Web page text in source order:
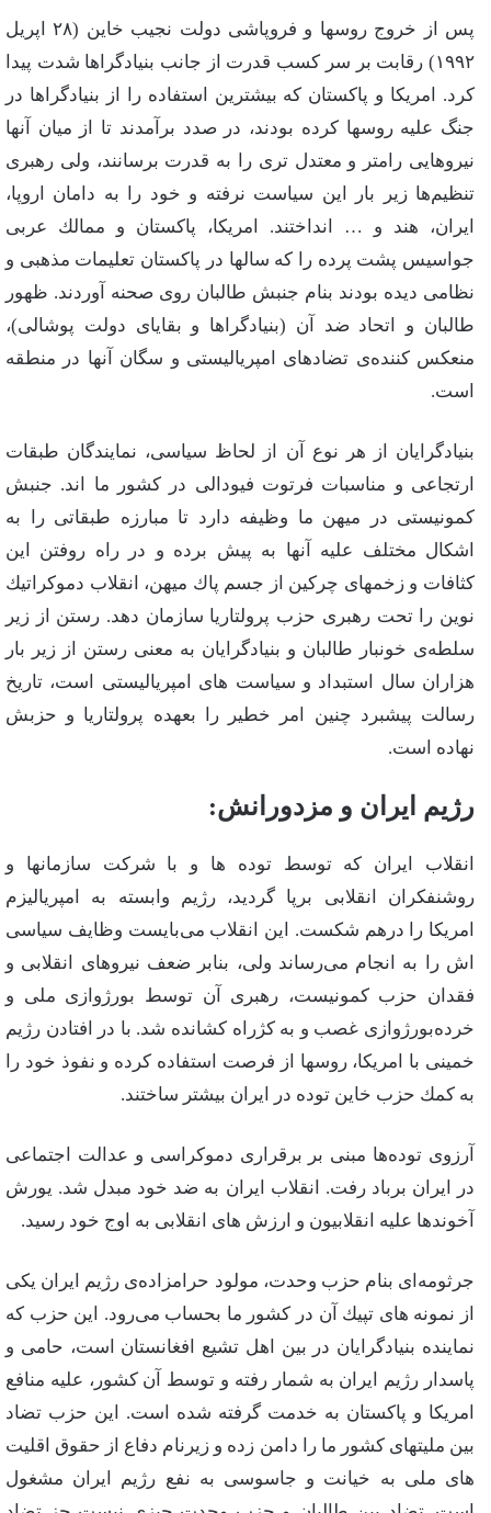
پس‌ از خروج‌ روسها و فروپاشی‌ دولت‌ نجیب‌ خاین‌ (٢٨ اپریل‌
١٩٩٢) رقابت‌ بر سر كسب‌ قدرت‌ از جانب‌ بنیادگراها شدت‌ پیدا
كرد. امریكا و پاكستان‌ كه‌ بیشترین‌ استفاده‌ را از بنیادگراها در
جنگ‌ علیه‌ روسها كرده‌ بودند، در صدد برآمدند تا از میان‌ آنها
نیروهایی‌ رامتر و معتدل‌ تری‌ را به‌ قدرت‌ برسانند، ولی‌ رهبری‌
تنظیم‌ها زیر بار این‌ سیاست‌ نرفته‌ و خود را به‌ دامان‌ اروپا،
ایران‌، هند و … انداختند. امریكا، پاكستان‌ و ممالك‌ عربی‌
جواسیس‌ پشت‌ پرده‌ را كه‌ سالها در پاكستان‌ تعلیمات‌ مذهبی‌ و
نظامی‌ دیده‌ بودند بنام‌ جنبش‌ طالبان‌ روی‌ صحنه‌ آوردند. ظهور
طالبان‌ و اتحاد ضد آن‌ (بنیادگراها و بقایای‌ دولت‌ پوشالی‌)،
منعكس‌ كننده‌ی‌ تضادهای‌ امپریالیستی‌ و سگان‌ آنها در منطقه‌
است‌.
بنیادگرایان‌ از هر نوع‌ آن‌ از لحاظ‌ سیاسی‌، نمایندگان‌ طبقات‌
ارتجاعی‌ و مناسبات‌ فرتوت‌ فیودالی‌ در كشور ما اند. جنبش‌
كمونیستی‌ در میهن‌ ما وظیفه‌ دارد تا مبارزه‌ طبقاتی‌ را به‌
اشكال‌ مختلف‌ علیه‌ آنها به‌ پیش‌ برده‌ و در راه‌ روفتن‌ این‌
كثافات‌ و زخمهای‌ چركین‌ از جسم‌ پاك‌ میهن‌، انقلاب‌ دموكراتیك‌
نوین‌ را تحت‌ رهبری‌ حزب‌ پرولتاریا سازمان‌ دهد. رستن‌ از زیر
سلطه‌ی‌ خونبار طالبان‌ و بنیادگرایان‌ به‌ معنی‌ رستن‌ از زیر بار
هزاران‌ سال‌ استبداد و سیاست‌ های‌ امپریالیستی‌ است‌، تاریخ‌
رسالت‌ پیشبرد چنین‌ امر خطیر را بعهده‌ پرولتاریا و حزبش‌
نهاده‌ است‌.
رژیم‌ ایران‌ و مزدورانش‌:
انقلاب‌ ایران‌ كه‌ توسط‌ توده‌ ها و با شركت‌ سازمانها و
روشنفكران‌ انقلابی‌ برپا گردید، رژیم‌ وابسته‌ به‌ امپریالیزم‌
امریكا را درهم‌ شكست‌. این‌ انقلاب‌ می‌بایست‌ وظایف‌ سیاسی‌
اش‌ را به‌ انجام‌ می‌رساند ولی‌، بنابر ضعف‌ نیروهای‌ انقلابی‌ و
فقدان‌ حزب‌ كمونیست‌، رهبری‌ آن‌ توسط‌ بورژوازی‌ ملی‌ و
خرده‌بورژوازی‌ غصب‌ و به‌ كژراه‌ كشانده‌ شد. با در افتادن‌ رژیم‌
خمینی‌ با امریكا، روسها از فرصت‌ استفاده‌ كرده‌ و نفوذ خود را
به‌ كمك‌ حزب‌ خاین‌ توده‌ در ایران‌ بیشتر ساختند.
آرزوی‌ توده‌ها مبنی‌ بر برقراری‌ دموكراسی‌ و عدالت‌ اجتماعی‌
در ایران‌ برباد رفت‌. انقلاب‌ ایران‌ به‌ ضد خود مبدل‌ شد. یورش‌
آخوندها علیه‌ انقلابیون‌ و ارزش‌ های‌ انقلابی‌ به‌ اوج‌ خود رسید.
جرثومه‌ای‌ بنام‌ حزب‌ وحدت‌، مولود حرامزاده‌ی‌ رژیم‌ ایران‌ یكی‌
از نمونه‌ های‌ تپیك‌ آن‌ در كشور ما بحساب‌ می‌رود. این‌ حزب‌ كه‌
نماینده‌ بنیادگرایان‌ در بین‌ اهل‌ تشیع‌ افغانستان‌ است‌، حامی‌ و
پاسدار رژیم‌ ایران‌ به‌ شمار رفته‌ و توسط‌ آن‌ كشور، علیه‌ منافع‌
امریكا و پاكستان‌ به‌ خدمت‌ گرفته‌ شده‌ است‌. این‌ حزب‌ تضاد
بین‌ ملیتهای‌ كشور ما را دامن‌ زده‌ و زیرنام‌ دفاع‌ از حقوق‌ اقلیت‌
های‌ ملی‌ به‌ خیانت‌ و جاسوسی‌ به‌ نفع‌ رژیم‌ ایران‌ مشغول‌